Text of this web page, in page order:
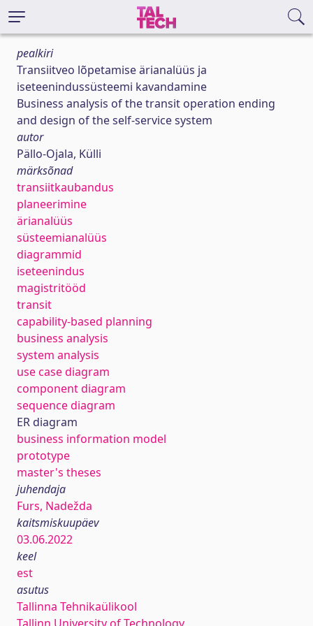
pealkiri
Transiitveo lõpetamise ärianalüüs ja
iseteenindussüsteemi kavandamine
Business analysis of the transit operation ending
and design of the self-service system
autor
Pällo-Ojala, Külli
märksõnad
transiitkaubandus
planeerimine
ärianalüüs
süsteemianalüüs
diagrammid
iseteenindus
magistritööd
transit
capability-based planning
business analysis
system analysis
use case diagram
component diagram
sequence diagram
ER diagram
business information model
prototype
master's theses
juhendaja
Furs, Nadežda
kaitsmiskuupäev
03.06.2022
keel
est
asutus
Tallinna Tehnikaülikool